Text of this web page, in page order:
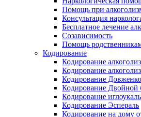
Помощь при
Консультация
Бесплатное лечение
Созависимость
Помощь
Кодирование
Кодирование
Кодирование
Кодирование Довженко
Кодирование Двойной
Кодирование
Кодирование Эспераль
Кодирование на дому